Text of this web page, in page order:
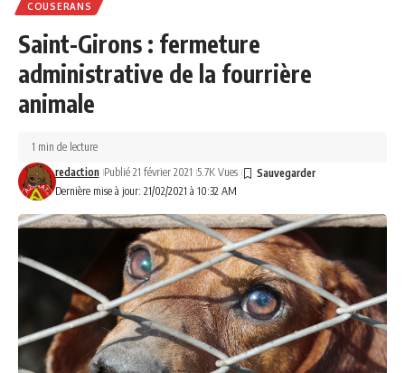
COUSERANS
Saint-Girons : fermeture
administrative de la fourrière
animale
Dernière mise à jour: 21/02/2021 à 10:32 AM
redaction Publié 21 février 2021 5.7K Vues
1 min de lecture